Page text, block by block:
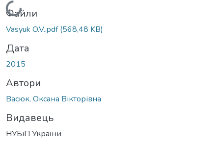
Вантажиться...
Файли
Vasyuk O.V..pdf(568,48 KB)
Дата
2015
Автори
Васюк, Оксана Вікторівна
Видавець
НУБіП України